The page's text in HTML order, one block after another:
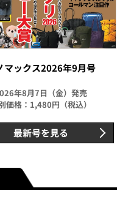
マックス2026年9月号
年8月7日（金）発売
価格：1,480円（税込）
最新号を見る